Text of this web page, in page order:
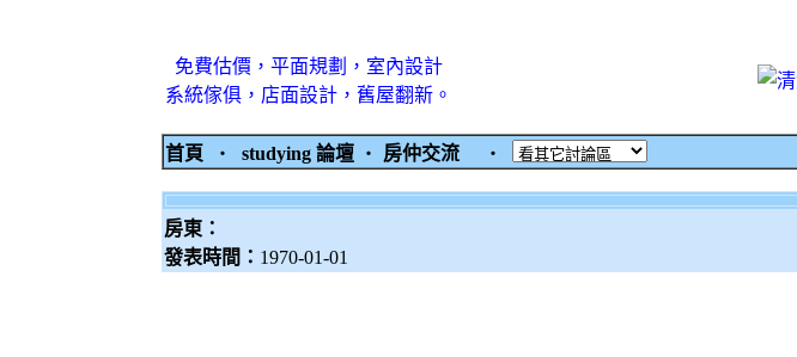
免費估價，平面規劃，室內設計
系統傢俱，店面設計，舊屋翻新。
首頁 ‧ studying 論壇 ‧ 房仲交流 ‧
房東：
發表時間： 1970-01-01